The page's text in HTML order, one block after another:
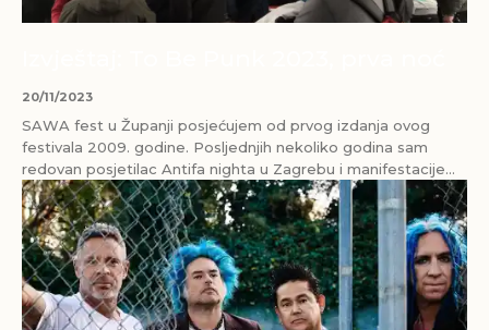
20/11/2023
SAWA fest u Županji posjećujem od prvog izdanja ovog
festivala 2009. godine. Posljednjih nekoliko godina sam
redovan posjetilac Antifa nighta u Zagrebu i manifestacije...